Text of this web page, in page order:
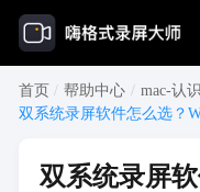
首页 / 帮助中心 / mac-认
双系统录屏软件怎么选？
双系统录屏